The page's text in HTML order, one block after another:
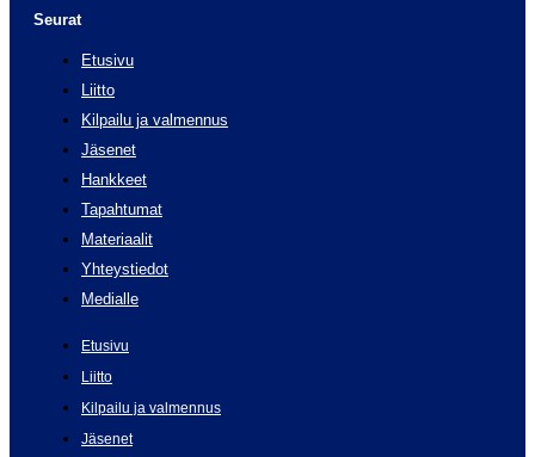
Seurat
Etusivu
Liitto
Kilpailu ja valmennus
Jäsenet
Hankkeet
Tapahtumat
Materiaalit
Yhteystiedot
Medialle
Etusivu
Liitto
Kilpailu ja valmennus
Jäsenet